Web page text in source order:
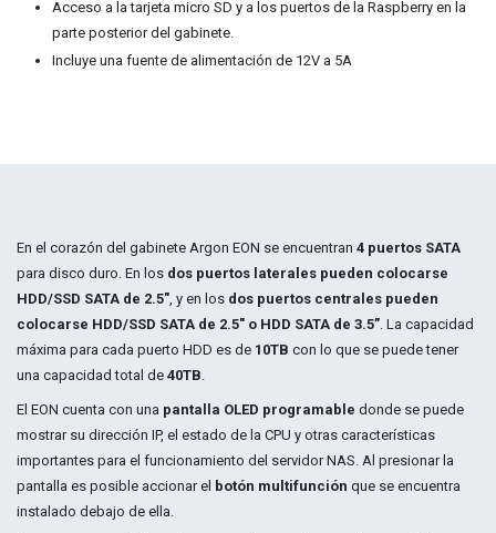
Acceso a la tarjeta micro SD y a los puertos de la Raspberry en la
parte posterior del gabinete.
Incluye una fuente de alimentación de 12V a 5A
En el corazón del gabinete Argon EON se encuentran 4 puertos SATA
para disco duro. En los dos puertos laterales pueden colocarse
HDD/SSD SATA de 2.5", y en los dos puertos centrales pueden
colocarse HDD/SSD SATA de 2.5" o HDD SATA de 3.5”. La capacidad
máxima para cada puerto HDD es de 10TB con lo que se puede tener
una capacidad total de 40TB.
El EON cuenta con una pantalla OLED programable donde se puede
mostrar su dirección IP, el estado de la CPU y otras características
importantes para el funcionamiento del servidor NAS. Al presionar la
pantalla es posible accionar el botón multifunción que se encuentra
instalado debajo de ella.